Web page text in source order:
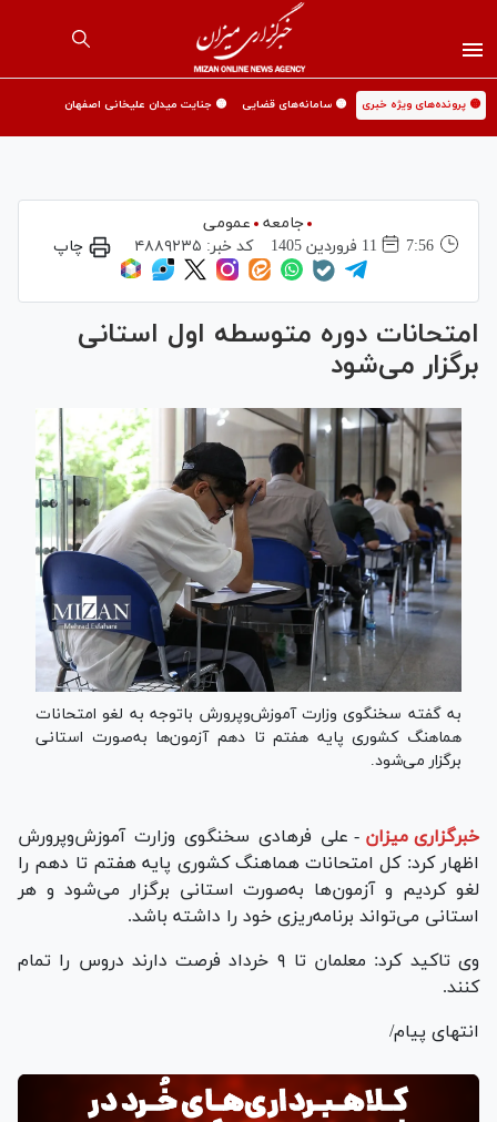
🟡 پرونده‌های ویژه خبری 🟡 سامانه‌های قضایی 🟡 جنایت میدان علیخانی اصفهان
جامعه
عمومی
7:56
11 فروردين 1405 کد خبر: ۴۸۸۹۲۳۵ چاپ
امتحانات دوره متوسطه اول استانی
برگزار می‌شود
به گفته سخنگوی وزارت آموزش‌وپرورش باتوجه به لغو امتحانات
هماهنگ کشوری پایه هفتم تا دهم آزمون‌ها به‌صورت استانی
برگزار می‌شود.
خبرگزاری میزان - علی فرهادی سخنگوی وزارت آموزش‌وپرورش
اظهار کرد: کل امتحانات هماهنگ کشوری پایه هفتم تا دهم را
لغو کردیم و آزمون‌ها به‌صورت استانی برگزار می‌شود و هر
استانی می‌تواند برنامه‌ریزی خود را داشته باشد.
وی تاکید کرد: معلمان تا ۹ خرداد فرصت دارند دروس را تمام
کنند.
انتهای پیام/